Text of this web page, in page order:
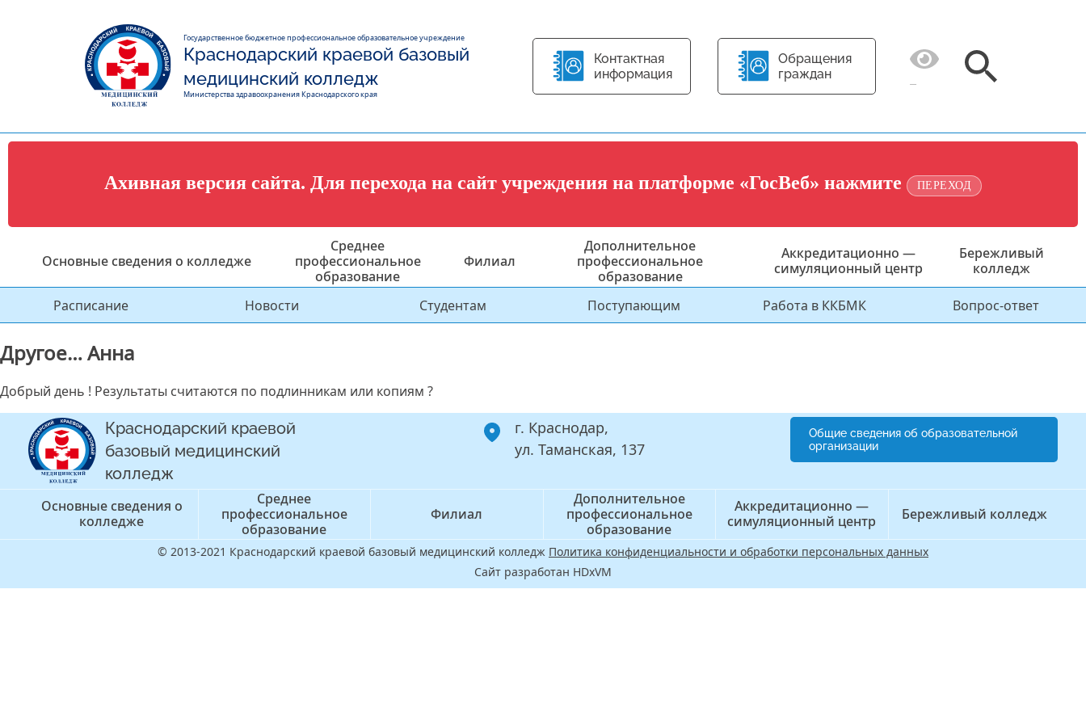
Государственное бюджетное профессиональное образовательное учреждение
Краснодарский краевой базовый
медицинский колледж
Министерства здравоохранения Краснодарского края
Контактная
информация
Обращения
граждан
Ахивная версия сайта. Для перехода на сайт учреждения на платформе «ГосВеб» нажмите ПЕРЕХОД
Основные сведения о колледже
Среднее
профессиональное
образование
Филиал
Дополнительное
профессиональное
образование
Аккредитационно —
симуляционный центр
Бережливый
колледж
Расписание Новости Студентам Поступающим Работа в ККБМК Вопрос-ответ
Другое… Анна
Добрый день ! Результаты считаются по подлинникам или копиям ?
Краснодарский краевой
базовый медицинский
колледж
г. Краснодар,
ул. Таманская, 137
Общие сведения об образовательной
организации
Основные сведения о
колледже
Среднее
профессиональное
образование
Филиал
Дополнительное
профессиональное
образование
Аккредитационно —
симуляционный центр
Бережливый колледж
© 2013-2021 Краснодарский краевой базовый медицинский колледж Политика конфиденциальности и обработки персональных данных
Сайт разработан HDxVM